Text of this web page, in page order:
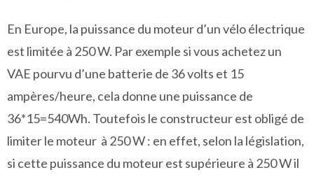
En Europe, la puissance du moteur d’un vélo électrique
est limitée à 250 W. Par exemple si vous achetez un
VAE pourvu d’une batterie de 36 volts et 15
ampères/heure, cela donne une puissance de
36*15=540Wh. Toutefois le constructeur est obligé de
limiter le moteur à 250 W : en effet, selon la législation,
si cette puissance du moteur est supérieure à 250 W il